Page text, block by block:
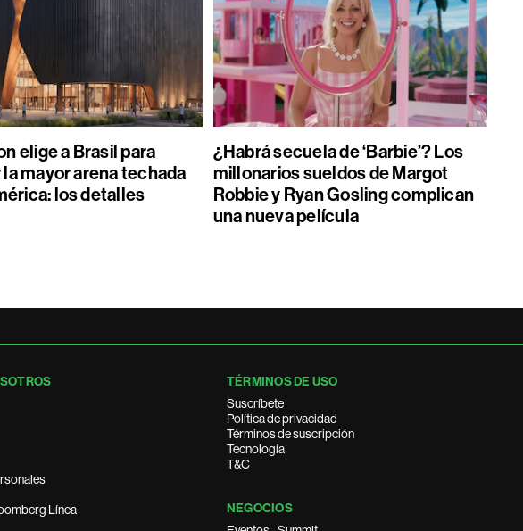
elige a Brasil para
mayor arena techada
los detalles
¿Habrá secuela de ‘Barbie’? Los
millonarios sueldos de Margot
Robbie y Ryan Gosling complican
una nueva película
Línea
TÉRMINOS DE USO
Suscríbete
Política de privacidad
Términos de suscripción
Tecnología
T&C
NEGOCIOS